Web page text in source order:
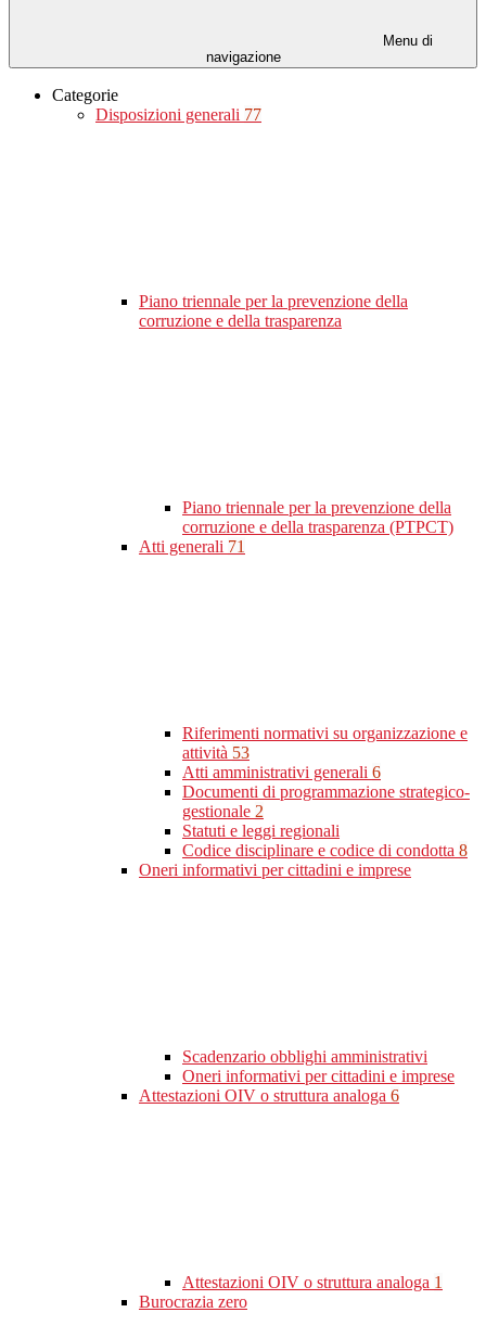
Menu di
navigazione
Categorie
Disposizioni generali 77
Piano triennale per la prevenzione della
corruzione e della trasparenza
Piano triennale per la prevenzione della
corruzione e della trasparenza (PTPCT)
Atti generali 71
Riferimenti normativi su organizzazione e
attività 53
Atti amministrativi generali 6
Documenti di programmazione strategico-
gestionale 2
Statuti e leggi regionali
Codice disciplinare e codice di condotta 8
Oneri informativi per cittadini e imprese
Scadenzario obblighi amministrativi
Oneri informativi per cittadini e imprese
Attestazioni OIV o struttura analoga 6
Attestazioni OIV o struttura analoga 1
Burocrazia zero